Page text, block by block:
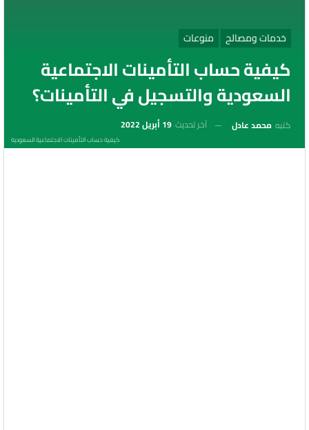
خدمات ومصالح منوعات
كيفية حساب التأمينات الاجتماعية
السعودية والتسجيل في التأمينات؟
كتبه محمد عادل آخر تحديث 19 أبريل 2022
كيفية حساب التأمينات الاجتماعية السعودية